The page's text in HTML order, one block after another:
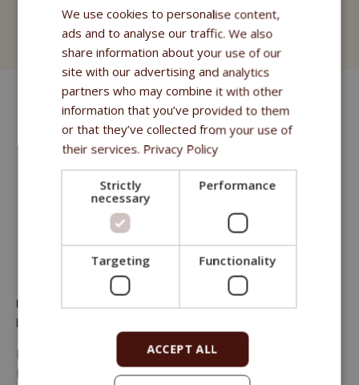
Leckerbissen
Granuliertes Ergänzungsfutter für ausgewachsene Pferde mit
leichter bis mittlerer Trainingsbelastung.
Rohprotein 11%, Rohfett und -öl 2,6%, Rohfaser 10%,
Rohasche 8,5%, Verdaubare Energie für das Pferd 12 MJ/kg,
We use cookies to personalise content,
ads and to analyse our traffic. We also
share information about your use of our
site with our advertising and analytics
partners who may combine it with other
information that you’ve provided to them
or that they’ve collected from your use of
their services. Privacy Policy
Strictly
necessary
Performance
Targeting Functionality
ACCEPT ALL